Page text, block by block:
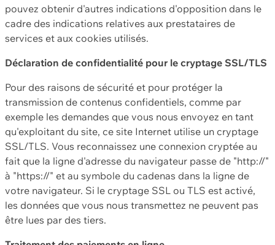
pouvez obtenir d'autres indications d'opposition dans le
cadre des indications relatives aux prestataires de
services et aux cookies utilisés.
Déclaration de confidentialité pour le cryptage SSL/TLS
Pour des raisons de sécurité et pour protéger la
transmission de contenus confidentiels, comme par
exemple les demandes que vous nous envoyez en tant
qu'exploitant du site, ce site Internet utilise un cryptage
SSL/TLS. Vous reconnaissez une connexion cryptée au
fait que la ligne d'adresse du navigateur passe de "http://"
à "https://" et au symbole du cadenas dans la ligne de
votre navigateur. Si le cryptage SSL ou TLS est activé,
les données que vous nous transmettez ne peuvent pas
être lues par des tiers.